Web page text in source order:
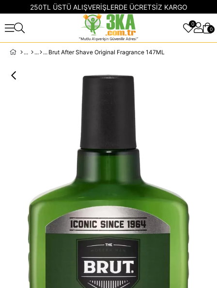
250TL ÜSTÜ ALIŞVERİŞLERDE ÜCRETSİZ KARGO
0
0
Brut After Shave Original Fragrance 147ML